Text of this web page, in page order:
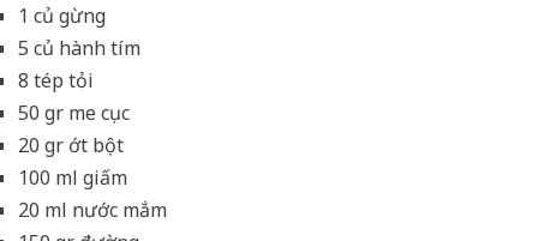
1 củ gừng
5 củ hành tím
8 tép tỏi
50 gr me cục
20 gr ớt bột
100 ml giấm
20 ml nước mắm